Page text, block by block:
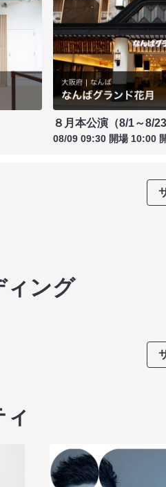
８月本公演（8/1～8/23
08/09 09:30 開場 10:00
ィング